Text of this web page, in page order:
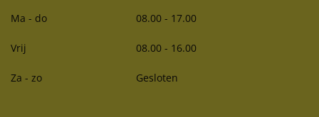
Ma - do 08.00 - 17.00
Vrij 08.00 - 16.00
Za - zo Gesloten